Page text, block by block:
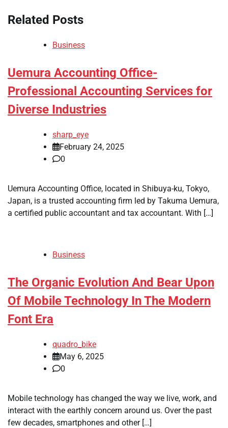
Related Posts
Business
Uemura Accounting Office-
Professional Accounting Services for
Diverse Industries
sharp_eye
February 24, 2025
0
Uemura Accounting Office, located in Shibuya-ku, Tokyo,
Japan, is a trusted accounting firm led by Takuma Uemura,
a certified public accountant and tax accountant. With […]
Business
The Organic Evolution And Bear Upon
Of Mobile Technology In The Modern
Font Era
quadro_bike
May 6, 2025
0
Mobile technology has changed the way we live, work, and
interact with the earthly concern around us. Over the past
few decades, smartphones and other […]